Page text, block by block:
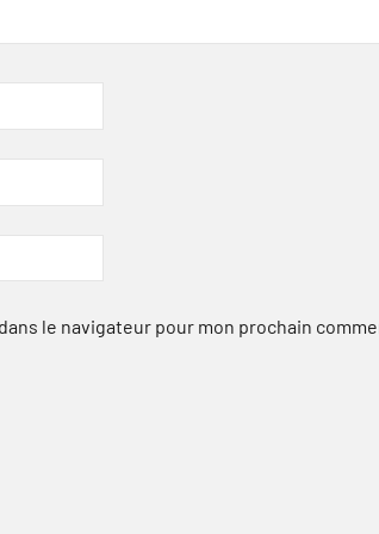
le navigateur pour mon prochain